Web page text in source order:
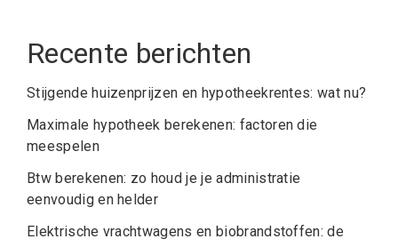
Recente berichten
Stijgende huizenprijzen en hypotheekrentes: wat nu?
Maximale hypotheek berekenen: factoren die
meespelen
Btw berekenen: zo houd je je administratie
eenvoudig en helder
Elektrische vrachtwagens en biobrandstoffen: de